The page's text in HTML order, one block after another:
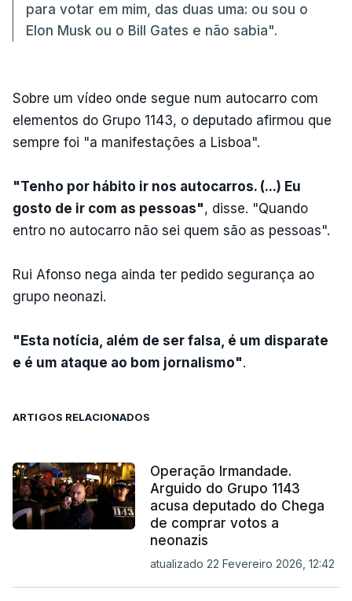
para votar em mim, das duas uma: ou sou o
Elon Musk ou o Bill Gates e não sabia".
Sobre um vídeo onde segue num autocarro com
elementos do Grupo 1143, o deputado afirmou que
sempre foi "a manifestações a Lisboa".
"Tenho por hábito ir nos autocarros. (...) Eu
gosto de ir com as pessoas", disse. "Quando
entro no autocarro não sei quem são as pessoas".
Rui Afonso nega ainda ter pedido segurança ao
grupo neonazi.
"Esta notícia, além de ser falsa, é um disparate
e é um ataque ao bom jornalismo".
ARTIGOS RELACIONADOS
Operação Irmandade.
Arguido do Grupo 1143
acusa deputado do Chega
de comprar votos a
neonazis
atualizado 22 Fevereiro 2026, 12:42